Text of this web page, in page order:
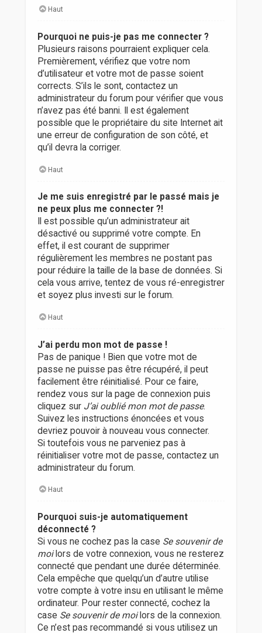
Haut
Pourquoi ne puis-je pas me connecter ?
Plusieurs raisons pourraient expliquer cela.
Premièrement, vérifiez que votre nom
d’utilisateur et votre mot de passe soient
corrects. S’ils le sont, contactez un
administrateur du forum pour vérifier que vous
n’avez pas été banni. Il est également
possible que le propriétaire du site Internet ait
une erreur de configuration de son côté, et
qu’il devra la corriger.
Haut
Je me suis enregistré par le passé mais je
ne peux plus me connecter ?!
Il est possible qu’un administrateur ait
désactivé ou supprimé votre compte. En
effet, il est courant de supprimer
régulièrement les membres ne postant pas
pour réduire la taille de la base de données. Si
cela vous arrive, tentez de vous ré-enregistrer
et soyez plus investi sur le forum.
Haut
J’ai perdu mon mot de passe !
Pas de panique ! Bien que votre mot de
passe ne puisse pas être récupéré, il peut
facilement être réinitialisé. Pour ce faire,
rendez vous sur la page de connexion puis
cliquez sur J’ai oublié mon mot de passe.
Suivez les instructions énoncées et vous
devriez pouvoir à nouveau vous connecter.
Si toutefois vous ne parveniez pas à
réinitialiser votre mot de passe, contactez un
administrateur du forum.
Haut
Pourquoi suis-je automatiquement
déconnecté ?
Si vous ne cochez pas la case Se souvenir de
moilors de votre connexion, vous ne resterez
connecté que pendant une durée déterminée.
Cela empêche que quelqu’un d’autre utilise
votre compte à votre insu en utilisant le même
ordinateur. Pour rester connecté, cochez la
case Se souvenir de moilors de la connexion.
Ce n’est pas recommandé si vous utilisez un